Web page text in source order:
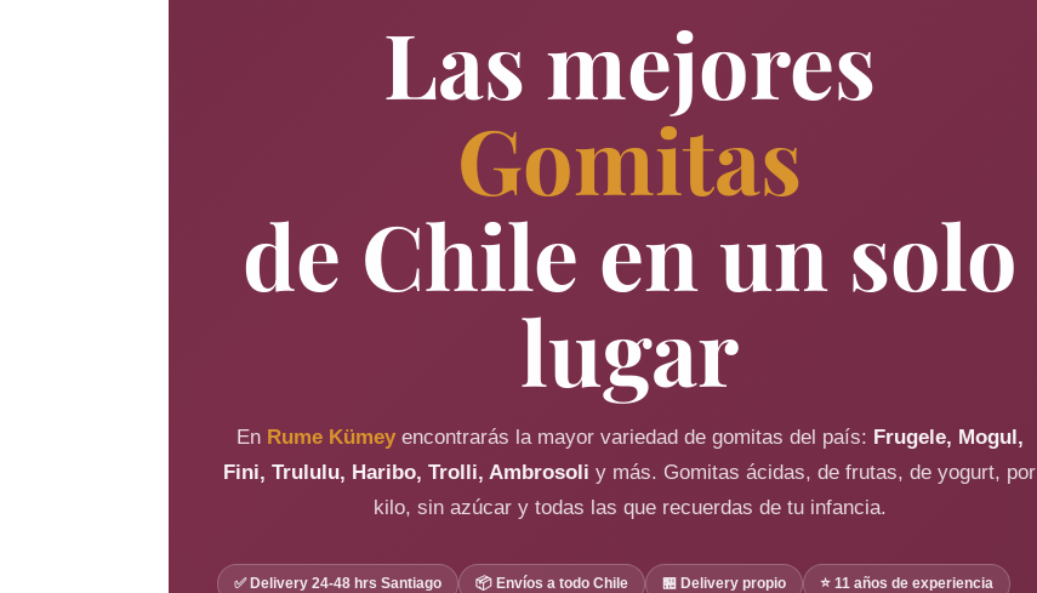
Las mejores
Gomitas
de Chile en un solo
lugar
En Rume Kümeyencontrarás la mayor variedad de gomitas del país: Frugele, Mogul,
Fini, Trululu, Haribo, Trolli, Ambrosoli y más. Gomitas ácidas, de frutas, de yogurt, por
kilo, sin azúcar y todas las que recuerdas de tu infancia.
✅ Delivery 24-48 hrs Santiago 📦 Envíos a todo Chile 🏪 Delivery propio ⭐ 11 años de experiencia